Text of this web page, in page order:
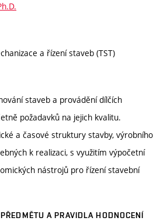
a řízení staveb (TST)
staveb a provádění dílčích
požadavků na jejich kvalitu.
a časové struktury stavby, výrobního
k realizaci, s využitím výpočetní
nástrojů pro řízení stavební
A PRAVIDLA HODNOCENÍ